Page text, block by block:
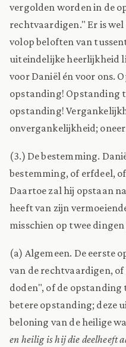
vergolden worden in de
rechtvaardigen." Er is
volop beloften van
uiteindelijke heerlijkheid
voor Daniël én voor ons.
opstanding! Opstanding
opstanding!
onvergankelijkheid;
(3.) De bestemming.
bestemming, of erfdeel,
Daartoe zal hij opstaan
heeft van zijn
misschien op twee
(a) Algemeen. De eerste
van de rechtvaardigen,
doden", of de opstanding
betere opstanding; deze
beloning van de heilige
en heilig is hij die deelheeft